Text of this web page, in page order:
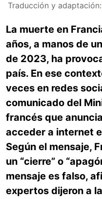
Traducción y adaptación:
La muerte en
años, a manos de
de 2023, ha
país. En ese
veces en redes
comunicado del
francés que
acceder a internet
Según el mensaje,
un “cierre” o
mensaje es falso,
expertos dijeron a